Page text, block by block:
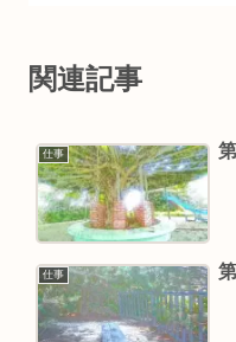
関連記事
仕事
仕事